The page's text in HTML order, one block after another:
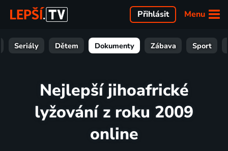
Menu
Přihlásit
Seriály Dětem Dokumenty Zábava Sport
Nejlepší jihoafrické
lyžování z roku 2009
online